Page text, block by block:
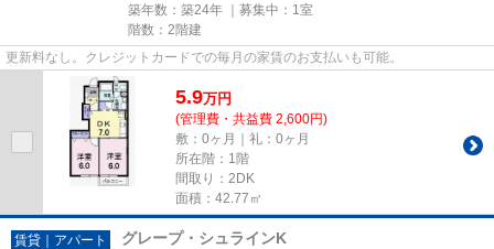
築年数：築24年 ｜募集中： 1室
階数：2階建
更新料なし。クレジットカードでの毎月の家賃のお支払いも可能。
5.9万円
(管理費・共益費 2,600円)
敷：0ヶ月｜礼：0ヶ月
所在階：1階
間取り：2DK
面積：42.77㎡
賃貸｜アパート グレープ・シュラインK